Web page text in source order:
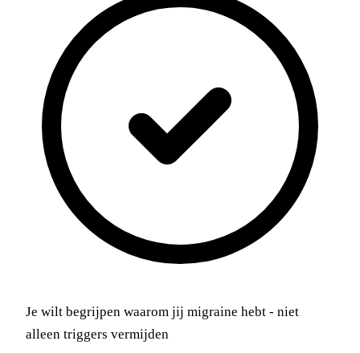
Je wilt begrijpen waarom jij migraine hebt - niet
alleen triggers vermijden